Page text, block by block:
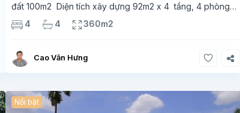
đất 100m2 Diện tích xây dựng 92m2 x 4 tầng, 4 phòng
ngủ 3 phòng tắm Tầng 1 – phòng bếp-1wc Tầng 2–
phòng khách , 1 phòng ngủ,1 phòng tắm Tầng 3- 2
4 4 360m2
Cao Văn Hưng
Nổi bật